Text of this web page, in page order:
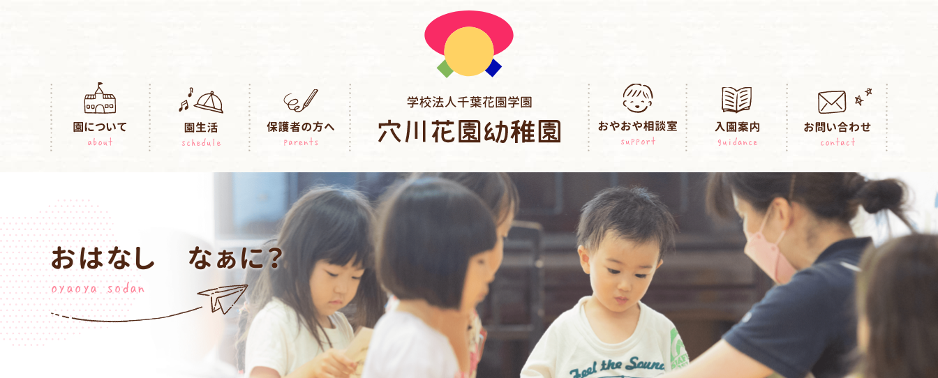
おはなし なぁに？
oyaoya sodan